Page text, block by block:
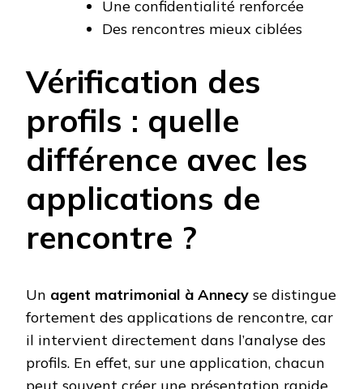
Une confidentialité renforcée
Des rencontres mieux ciblées
Vérification des
profils : quelle
différence avec les
applications de
rencontre ?
Un agent matrimonial à Annecy se distingue
fortement des applications de rencontre, car
il intervient directement dans l’analyse des
profils. En effet, sur une application, chacun
peut souvent créer une présentation rapide,